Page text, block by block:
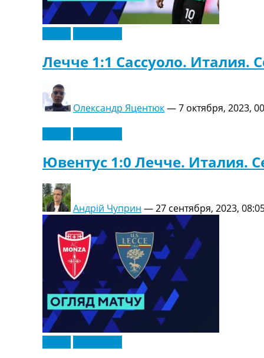
Лечче 1:1 Сассуоло. Италия.
Олександр Яцентюк—7 октября, 2023,
Ювентус 1:0 Лечче. Италия.
Андрій Чуприн —27 сентября, 2023,